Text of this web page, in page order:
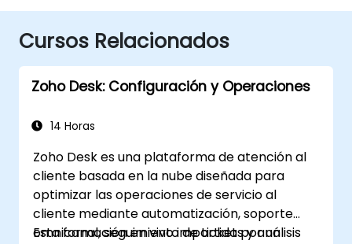
Cursos Relacionados
Zoho Desk: Configuración y Operaciones
14 Horas
Zoho Desk es una plataforma de atención al
cliente basada en la nube diseñada para
optimizar las operaciones de servicio al
cliente mediante automatización, soporte
omnicanal, seguimiento de tickets y análisis
Esta formación en vivo impartida por un